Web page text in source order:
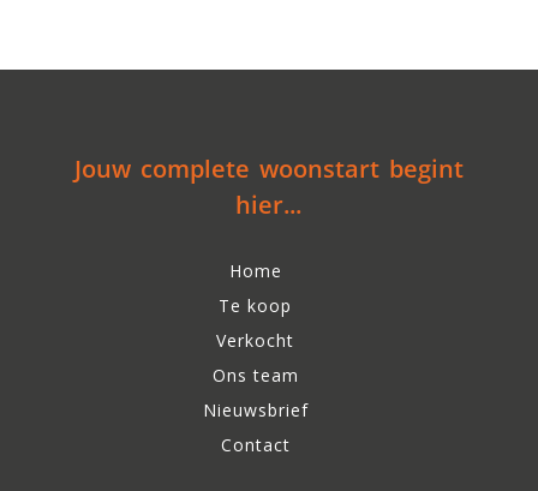
Jouw complete woonstart begint
hier...
Home
Te koop
Verkocht
Ons team
Nieuwsbrief
Contact